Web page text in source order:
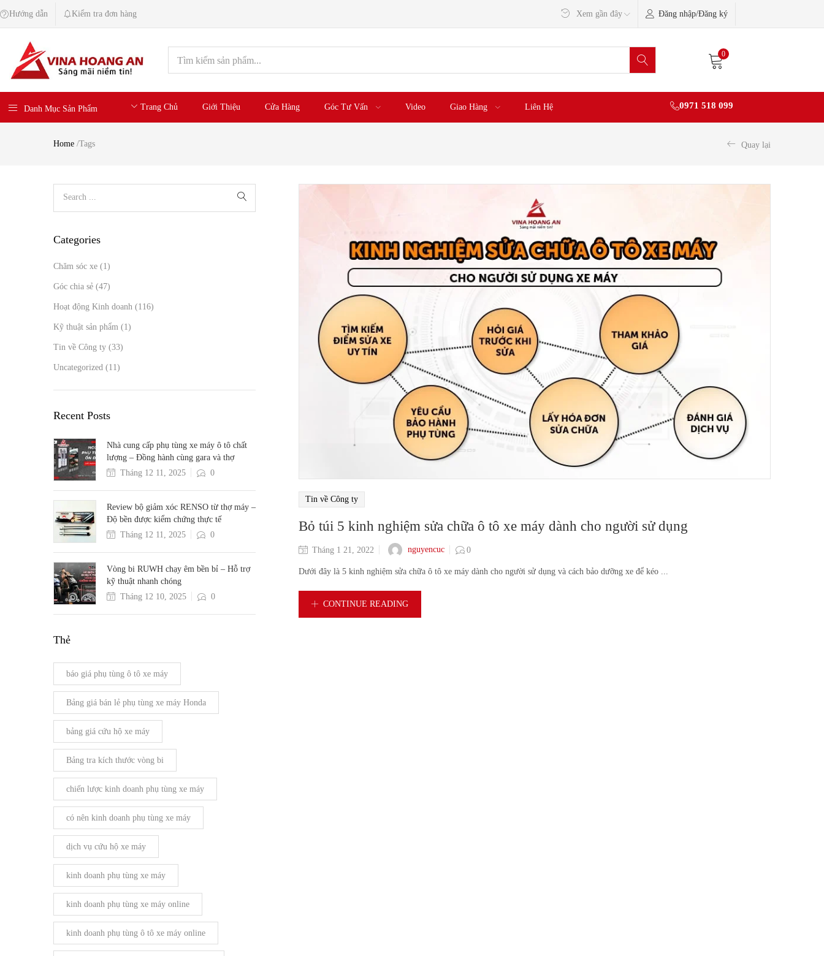
Hướng dẫn Kiểm tra đơn hàng Xem gần đây Đăng nhập/Đăng ký
0
Danh Mục Sản Phẩm Trang Chủ Giới Thiệu Cửa Hàng Góc Tư Vấn Video Giao Hàng Liên Hệ 0971 518 099
Home /Tags Quay lại
Tin về Công ty
Bỏ túi 5 kinh nghiệm sửa chữa ô tô xe máy dành cho người sử dụng
Tháng 1 21, 2022 nguyencuc 0
Dưới đây là 5 kinh nghiệm sửa chữa ô tô xe máy dành cho người sử dụng và cách bảo dưỡng xe để kéo ...
CONTINUE READING
Categories
Chăm sóc xe (1)
Góc chia sẻ (47)
Hoạt động Kinh doanh (116)
Kỹ thuật sản phẩm (1)
Tin về Công ty (33)
Uncategorized (11)
Recent Posts
Nhà cung cấp phụ tùng xe máy ô tô chất
lượng – Đồng hành cùng gara và thợ
Tháng 12 11, 2025
0
Review bộ giảm xóc RENSO từ thợ máy –
Độ bền được kiểm chứng thực tế
Tháng 12 11, 2025
0
Vòng bi RUWH chạy êm bền bỉ – Hỗ trợ
kỹ thuật nhanh chóng
Tháng 12 10, 2025
0
Thẻ
báo giá phụ tùng ô tô xe máy
Bảng giá bán lẻ phụ tùng xe máy Honda
bảng giá cứu hộ xe máy
Bảng tra kích thước vòng bi
chiến lược kinh doanh phụ tùng xe máy
có nên kinh doanh phụ tùng xe máy
dịch vụ cứu hộ xe máy
kinh doanh phụ tùng xe máy
kinh doanh phụ tùng xe máy online
kinh doanh phụ tùng ô tô xe máy online